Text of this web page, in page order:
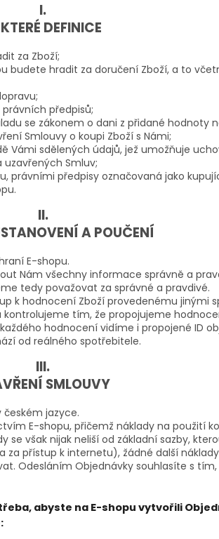
I.
DEFINICE
za Zboží;
budete hradit za doručení Zboží, a to
předpisů;
se zákonem o dani z přidané hodnoty
Smlouvy o koupi Zboží s Námi;
Vámi sdělených údajů, jež umožňuje
Smluv;
právními předpisy označovaná jako
II.
A POUČENÍ
E-shopu.
Nám všechny informace správně a
tedy považovat za správné a pravdivé.
k hodnocení Zboží provedenému jinými
tím, že propojujeme
hodnocení vidíme i propojené ID
od reálného spotřebitele.
III.
SMLOUVY
jazyce.
E-shopu, přičemž náklady na použití
se však nijak neliší od základní sazby,
přístup k internetu), žádné další
Odesláním Objednávky souhlasíte s
abyste na E-shopu vytvořili